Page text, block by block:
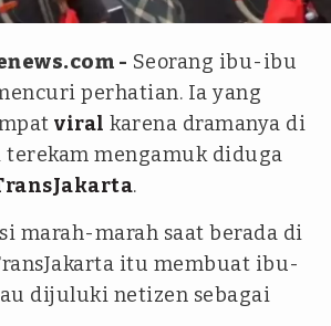
- Seorang ibu-ibu
perhatian. Ia yang
viral karena dramanya di
terekam mengamuk diduga
.
marah-marah saat berada di
itu membuat ibu-
dijuluki netizen sebagai